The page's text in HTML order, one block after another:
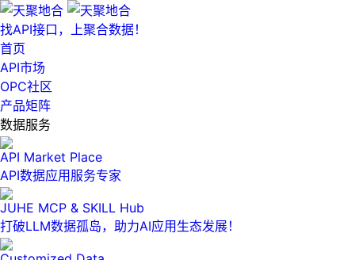
找API接口，上聚合数据！
首页
API市场
OPC社区
产品矩阵
数据服务
API Market Place
API数据应用服务专家
JUHE MCP & SKILL Hub
打破LLM数据孤岛，助力AI应用生态发展！